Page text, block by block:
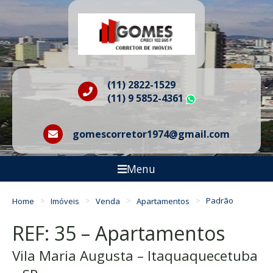
(11) 2822-1529
(11) 9 5852-4361
WhatsApp
gomescorretor1974@gmail.com
Menu
Home Imóveis Venda Apartamentos Padrão
REF: 35 – Apartamentos
Vila Maria Augusta – Itaquaquecetuba